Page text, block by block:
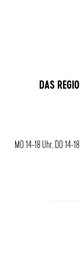
DAS
MO 14-18 Uhr, DO 14-